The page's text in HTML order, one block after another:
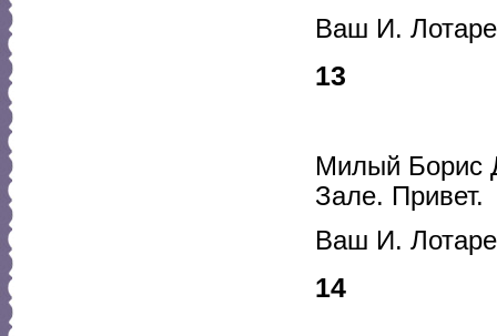
Ваш И.
13
Милый Борис
Зале. Привет.
Ваш И.
14